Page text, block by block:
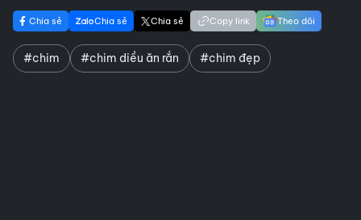
Chia sẻ Chia sẻ Chia sẻ Copy link Theo dõi
#chim #chim diều ăn rắn #chim đẹp